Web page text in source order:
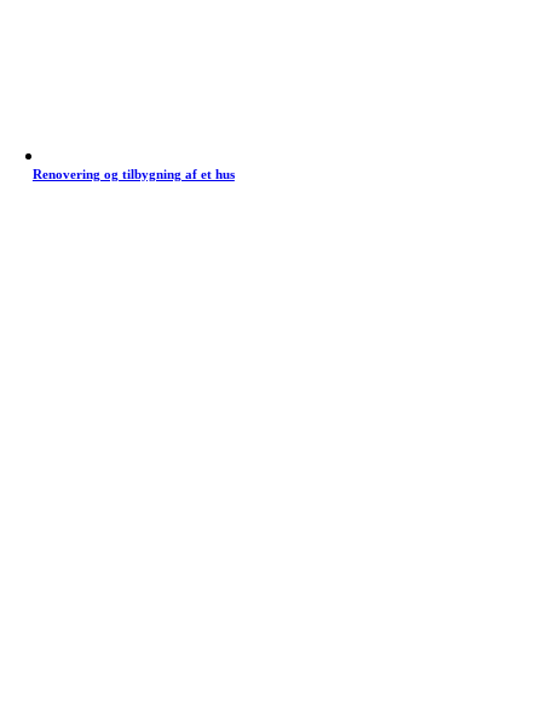
Renovering og tilbygning af et hus